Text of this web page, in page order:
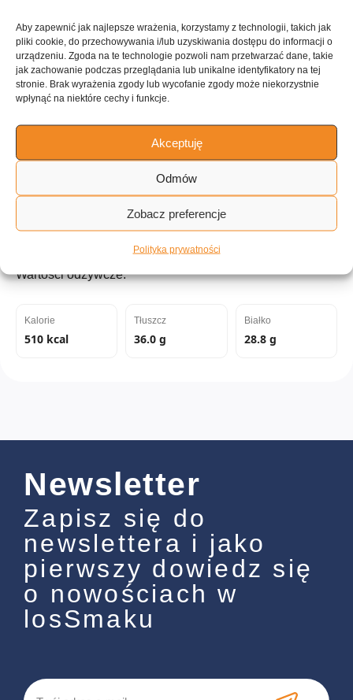
Aby zapewnić jak najlepsze wrażenia, korzystamy z technologii, takich jak
pliki cookie, do przechowywania i/lub uzyskiwania dostępu do informacji o
urządzeniu. Zgoda na te technologie pozwoli nam przetwarzać dane, takie
jak zachowanie podczas przeglądania lub unikalne identyfikatory na tej
stronie. Brak wyrażenia zgody lub wycofanie zgody może niekorzystnie
wpłynąć na niektóre cechy i funkcje.
Akceptuję
Odmów
Zobacz preferencje
Polityka prywatności
ILOŚĆ PORCJI
~6 porcji
Tagi:
Pierś z kurczaka
Wartości odżywcze:
Kalorie
510 kcal
Tłuszcz
36.0 g
Białko
28.8 g
Newsletter
Zapisz się do
newslettera i jako
pierwszy dowiedz się
o nowościach w
losSmaku